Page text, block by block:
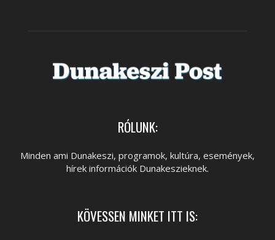
RÓLUNK:
Minden ami Dunakeszi, programok, kultúra, események,
hírek információk Dunakeszieknek.
KÖVESSEN MINKET ITT IS: